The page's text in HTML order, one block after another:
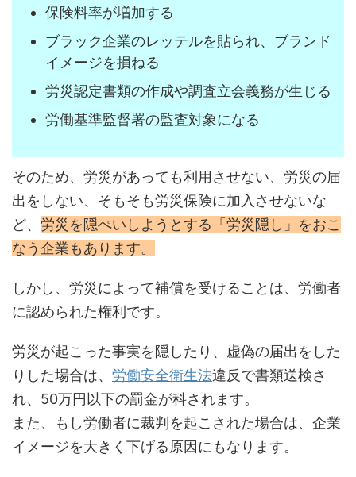
保険料率が増加する
ブラック企業のレッテルを貼られ、ブランド
イメージを損ねる
労災認定書類の作成や調査立会義務が生じる
労働基準監督署の監査対象になる
そのため、労災があっても利用させない、労災の届
出をしない、そもそも労災保険に加入させないな
ど、 労災を隠ぺいしようとする「労災隠し」をおこ
なう企業もあります。
しかし、労災によって補償を受けることは、労働者
に認められた権利です。
労災が起こった事実を隠したり、虚偽の届出をした
りした場合は、 労働安全衛生法違反で書類送検さ
れ、50万円以下の罰金が科されます。
また、もし労働者に裁判を起こされた場合は、企業
イメージを大きく下げる原因にもなります。